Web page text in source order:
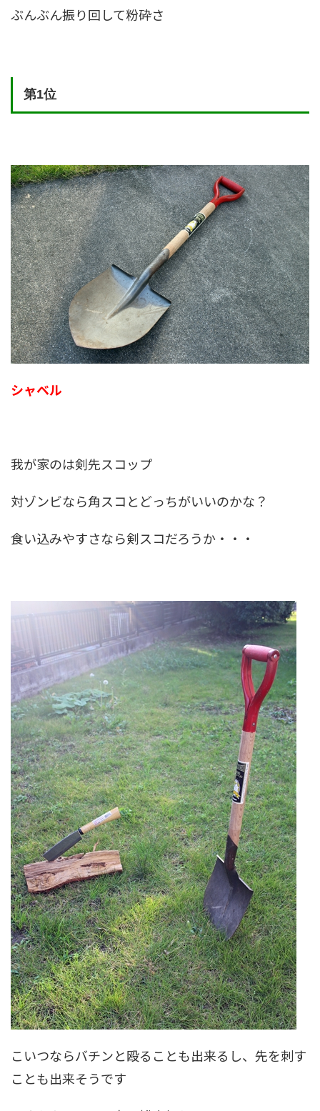
ぶんぶん振り回して粉砕さ
第1位
シャベル
我が家のは剣先スコップ
対ゾンビなら角スコとどっちがいいのかな？
食い込みやすさなら剣スコだろうか・・・
こいつならバチンと殴ることも出来るし、先を刺す
ことも出来そうです